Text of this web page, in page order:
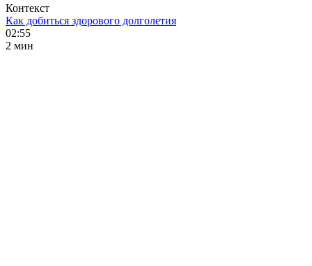
Контекст
Как добиться здорового долголетия
02:55
2 мин